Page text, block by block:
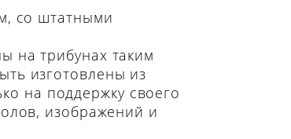
со штатными
на трибунах таким
изготовлены из
на поддержку своего
изображений и